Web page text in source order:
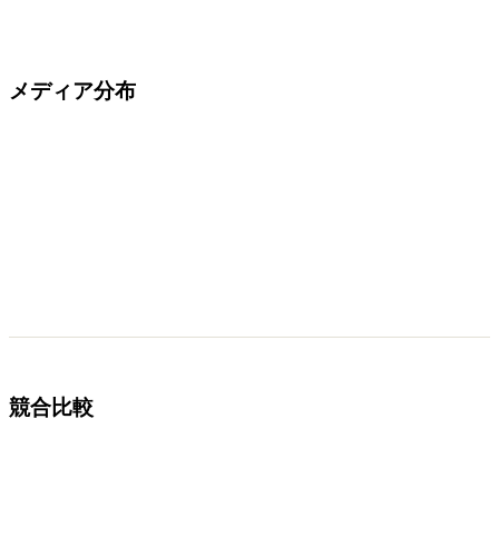
メディア分布
競合比較